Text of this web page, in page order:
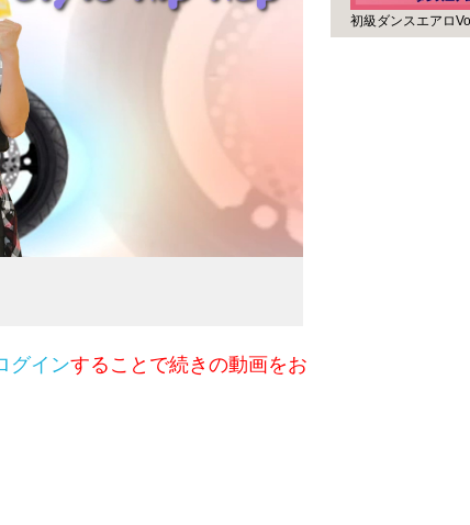
グインすることで続きの動画をお
初級ダンスエアロ